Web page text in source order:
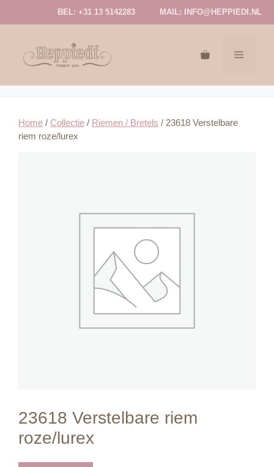
BEL: +31 13 5142283 MAIL: INFO@HEPPIEDI.NL
MENU
Home / Collectie / Riemen / Bretels / 23618 Verstelbare
riem roze/lurex
23618 Verstelbare riem
roze/lurex